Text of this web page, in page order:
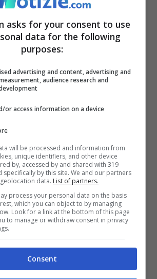
presupposto che il tutto vada
alla condizione presenti
ma tanto per cominciare ha
alto, medio e basso,
specifiche
sui vaccini contro il
singolo gruppo.
asks for your consent to use
data for the following
purposes:
advertising and content, advertising and
audience research and
or access information on a device
will be processed and information from
unique identifiers, and other device
by, accessed by and shared with 319
specifically by this site. We and our partners
data. List of partners.
process your personal data on the basis
which you can object to by managing
Look for a link at the bottom of this page
to manage or withdraw consent in privacy
Consent